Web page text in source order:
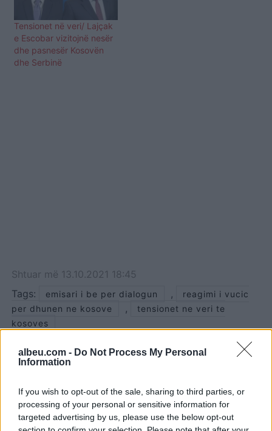
albeu.com - Do Not Process My Personal
Information
If you wish to opt-out of the sale, sharing to third parties, or
processing of your personal or sensitive information for
targeted advertising by us, please use the below opt-out
Tensionet në veri/ Lajçak
e Escobar vizitojnë nesër
dhe pasnesër Kosovën
dhe Serbinë
Shtuar më 13.10.2021 18:45
Tags:
emisari i be per dialogun ,
reagimi i vucic
per dhunen ne kosove
,
tensionet ne veri te
kosoves